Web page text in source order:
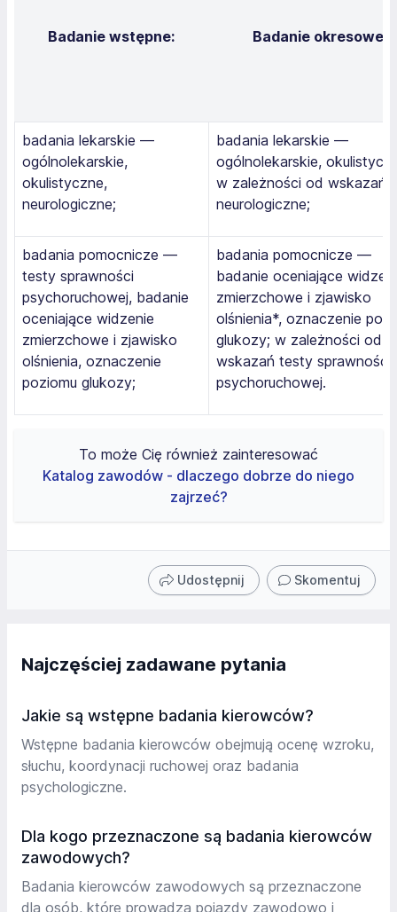
Badanie wstępne: Badanie okresowe:
badania lekarskie —
ogólnolekarskie,
okulistyczne,
neurologiczne;
badania lekarskie —
ogólnolekarskie,
w zależności od wskazań
neurologiczne;
badania pomocnicze —
testy sprawności
psychoruchowej, badanie
oceniające widzenie
zmierzchowe i zjawisko
olśnienia, oznaczenie
poziomu glukozy;
badania pomocnicze —
badanie oceniające
zmierzchowe i zjawisko
olśnienia*, oznaczenie
glukozy; w zależności od
wskazań testy sprawności
psychoruchowej.
To może Cię również zainteresować
Katalog zawodów - dlaczego dobrze do niego
zajrzeć?
Udostępnij Skomentuj
Najczęściej zadawane pytania
Jakie są wstępne badania kierowców?
Wstępne badania kierowców obejmują ocenę wzroku,
słuchu, koordynacji ruchowej oraz badania
psychologiczne.
Dla kogo przeznaczone są badania kierowców
zawodowych?
Badania kierowców zawodowych są przeznaczone
dla osób, które prowadzą pojazdy zawodowo i